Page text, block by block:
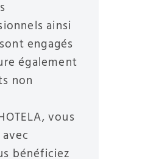
ainsi
engagés
également
non
vous
bénéficiez